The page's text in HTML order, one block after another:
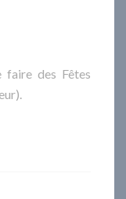
des Fêtes